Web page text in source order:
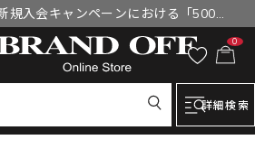
規入会キャンペーンにおける「500円
ン」付与漏れと補填について
0
詳細検索